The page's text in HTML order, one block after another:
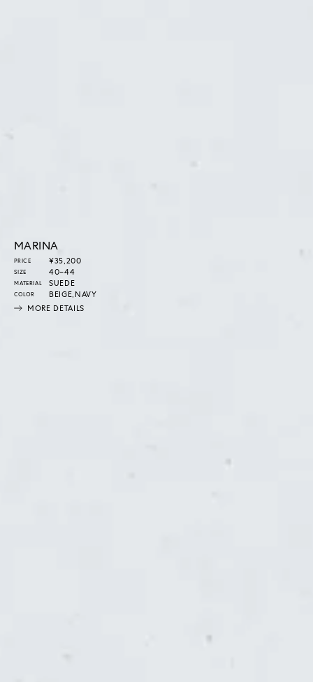
MARINA
PRICE
通
常
価
格
¥35,200
SIZE 40–44
MATERIAL SUEDE
COLOR
BEIGE,NAVY
MORE DETAILS